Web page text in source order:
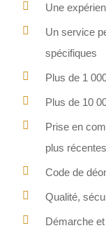
Une
Un service
spécifiques
Plus de 1
Plus de 10
Prise en
plus récentes
Code de
Qualité,
Démarche